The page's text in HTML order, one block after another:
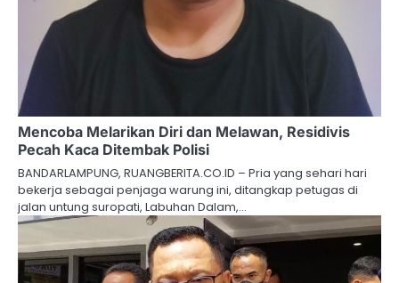
Mencoba Melarikan Diri dan Melawan, Residivis
Pecah Kaca Ditembak Polisi
BANDARLAMPUNG, RUANGBERITA.CO.ID – Pria yang sehari hari
bekerja sebagai penjaga warung ini, ditangkap petugas di
jalan untung suropati, Labuhan Dalam,…